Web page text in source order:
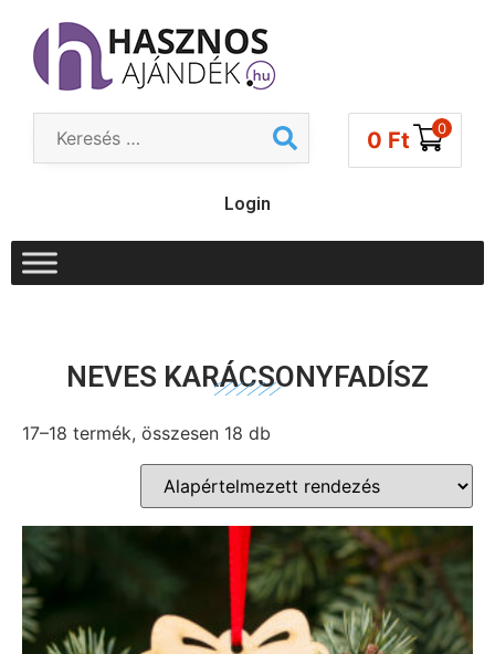
0 Ft 0
Login
NEVES KARÁCSONYFADÍSZ
17–18 termék, összesen 18 db